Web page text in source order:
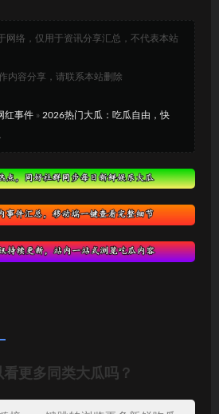
网络，仅用于资讯分享汇总，不代表本站
内容分享，请联系本站删除
红事件 » 2026热门大瓜：吃瓜自由，快
更多同类大瓜吗？